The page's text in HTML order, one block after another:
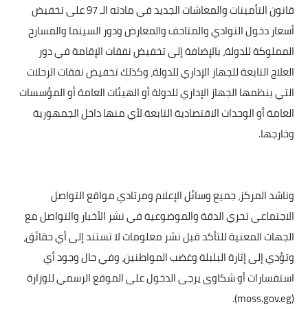
قانون التأمينات والمعاشات الجديد في مادته الـ 97 على تخفيض
أسعار دخول النوادي والمتاحف والمعارض ودور السينما والمسارح
المملوكة للدولة، بالإضافة إلى تخفيض نفقات الإقامة في دور
العلاج التابعة للجهاز الإداري للدولة، وكذلك تخفيض نفقات الرحلات
التي ينظمها الجهاز الإداري للدولة أو الهيئات العامة أو المؤسسات
العامة أو الوحدات الاقتصادية التابعة لأي منها داخل الجمهورية
وخارجها.
وناشد المركز، جميع وسائل الإعلام ومرتادي مواقع التواصل
الاجتماعي تحري الدقة والموضوعية ‏في نشر الأخبار والتواصل مع
الجهات المعنية للتأكد قبل نشر ‏معلومات لا تستند إلى أي حقائق،
وتؤدي إلى إثارة البلبلة وغضب المواطنين، وفي حال وجود أي
استفسارات أو شكاوى يرجى الدخول على الموقع الرسمي للوزارة
(
moss.gov.eg
).